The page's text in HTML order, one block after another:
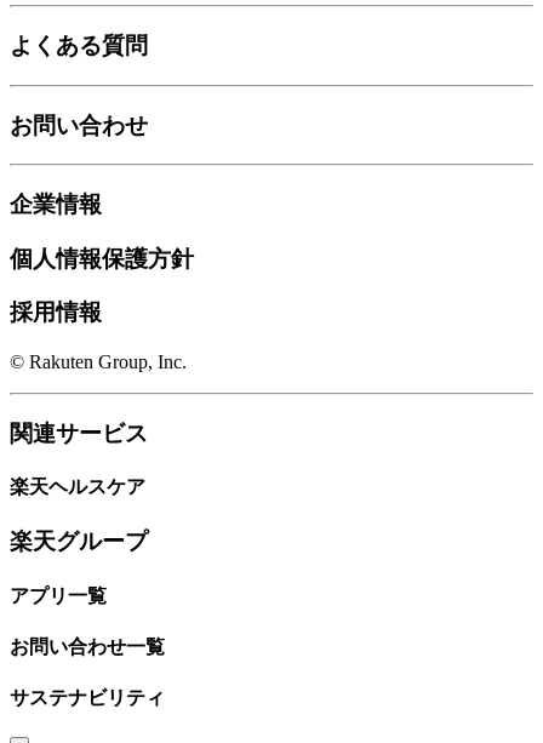
よくある質問
お問い合わせ
企業情報
個人情報保護方針
採用情報
© Rakuten Group, Inc.
関連サービス
楽天ヘルスケア
楽天グループ
アプリ一覧
お問い合わせ一覧
サステナビリティ